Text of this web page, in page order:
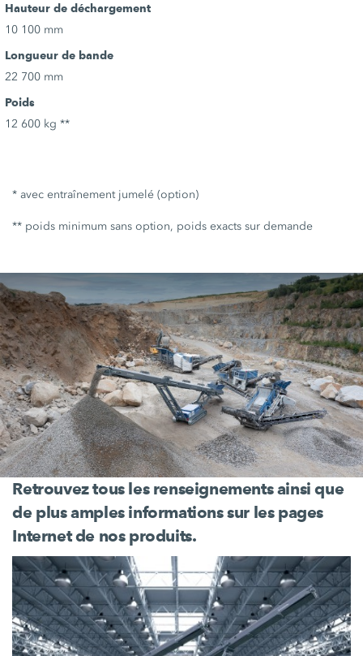
Hauteur de déchargement
10 100 mm
Longueur de bande
22 700 mm
Poids
12 600 kg **
* avec entraînement jumelé (option)
** poids minimum sans option, poids exacts sur demande
Retrouvez tous les renseignements ainsi que
de plus amples informations sur les pages
Internet de nos produits.